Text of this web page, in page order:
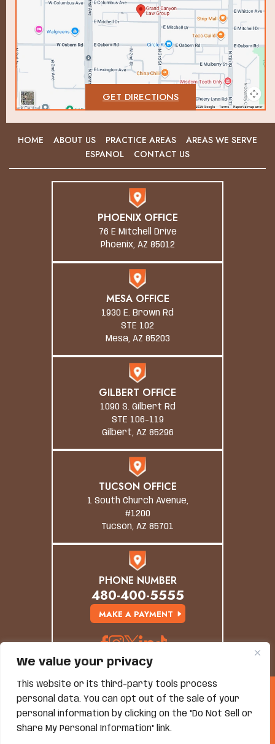
We value your privacy
This website or its third-party tools process
personal data. You can opt out of the sale of your
personal information by clicking on the "Do Not Sell or
Share My Personal Information" link.
GET DIRECTIONS
HOME ABOUT US PRACTICE AREAS
AREAS WE SERVE
ESPANOL
CONTACT US
PHOENIX OFFICE
76 E Mitchell Drive
Phoenix, AZ 85012
MESA OFFICE
1930 E. Brown Rd
STE 102
Mesa, AZ 85203
GILBERT OFFICE
1090 S. Gilbert Rd
STE 106-119
Gilbert, AZ 85296
TUCSON OFFICE
1 South Church Avenue,
#1200
Tucson, AZ 85701
PHONE NUMBER
480-400-5555
MAKE A PAYMENT
© Copyright 2026 Grand Canyon Law Group. All
Rights Reserved.
Disclaimer| Site Map|Privacy Policy
*Images Are Obtained Under License From Canva And